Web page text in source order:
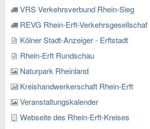
VRS Verkehrsverbund Rhein-Sieg
REVG Rhein-Erft-Verkehrsgesellschaf
Kölner Stadt-Anzeiger - Erftstadt
Rhein-Erft Rundschau
Naturpark Rheinland
Kreishandwerkerschaft Rhein-Erft
Veranstaltungskalender
Webseite des Rhein-Erft-Kreises